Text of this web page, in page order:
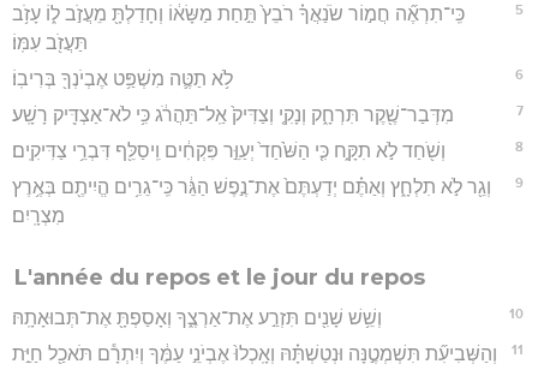
5
כִּֽי־תִרְאֶ֞ה חֲמ֣וֹר שֹׂנַאֲךָ֗ רֹבֵץ֙ תַּ֣חַת מַשָּׂא֔וֹ וְחָדַלְתָּ֖ מֵעֲזֹ֣ב ל֑וֹ עָזֹ֥ב
תַּעֲזֹ֖ב עִמּֽוֹ׃
6 לֹ֥א תַטֶּ֛ה מִשְׁפַּ֥ט אֶבְיֹנְךָ֖ בְּרִיבֽוֹ׃
7 מִדְּבַר־שֶׁ֖קֶר תִּרְחָ֑ק וְנָקִ֤י וְצַדִּיק֙ אַֽל־תַּהֲרֹ֔ג כִּ֥י לֹא־אַצְדִּ֖יק רָשָֽׁע׃
8 וְשֹׁ֖חַד לֹ֣א תִקָּ֑ח כִּ֤י הַשֹּׁ֙חַד֙ יְעַוֵּ֣ר פִּקְחִ֔ים וִֽיסַלֵּ֖ף דִּבְרֵ֥י צַדִּיקִֽים׃
9
וְגֵ֖ר לֹ֣א תִלְחָ֑ץ וְאַתֶּ֗ם יְדַעְתֶּם֙ אֶת־נֶ֣פֶשׁ הַגֵּ֔ר כִּֽי־גֵרִ֥ים הֱיִיתֶ֖ם בְּאֶ֥רֶץ
מִצְרָֽיִם׃
L'année du repos et le jour du repos
10 וְשֵׁ֥שׁ שָׁנִ֖ים תִּזְרַ֣ע אֶת־אַרְצֶ֑ךָ וְאָסַפְתָּ֖ אֶת־תְּבוּאָתָֽהּ׃
11
וְהַשְּׁבִיעִ֞ת תִּשְׁמְטֶ֣נָּה וּנְטַשְׁתָּ֗הּ וְאָֽכְלוּ֙ אֶבְיֹנֵ֣י עַמֶּ֔ךָ וְיִתְרָ֕ם תֹּאכַ֖ל חַיַּ֣ת